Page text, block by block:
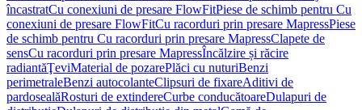
încastratCu conexiuni de presare FlowFitPiese de schimb pentru Cu
conexiuni de presare FlowFitCu racorduri prin presare MapressPiese
de schimb pentru Cu racorduri prin presare MapressClapete de
sensCu racorduri prin presare MapressÎncălzire și răcire
radiantăŢeviMaterial de pozarePlăci cu nuturiBenzi
perimetraleBenzi autocolanteClipsuri de fixareAditivi de
pardosealăRosturi de extindereCurbe conducătoareDulapuri de